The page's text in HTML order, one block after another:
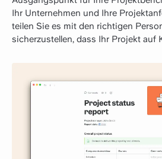
Ihr Unternehmen und Ihre
teilen Sie es mit den richtigen
sicherzustellen, dass Ihr Projekt auf